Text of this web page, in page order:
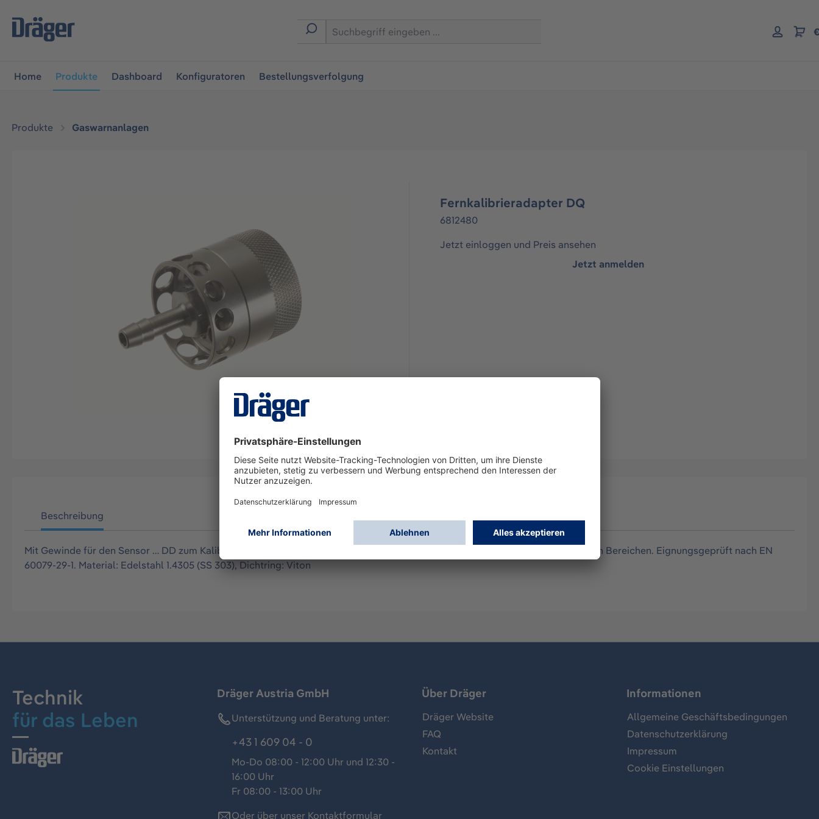
springen
Home Produkte Dashboard Konfiguratoren Bestellungsverfolgung
Produkte Gaswarnanlagen
Fernkalibrieradapter DQ
6812480
Jetzt einloggen und Preis ansehen
Jetzt anmelden
Beschreibung
Mit Gewinde für den Sensor … DD zum Kalibrieren oder Überprüfen der aktuellen Sensorempfindlichkeit in schwer zugänglichen Bereichen. Eignungsgeprüft nach EN
60079-29-1. Material: Edelstahl 1.4305 (SS 303), Dichtring: Viton
Technik
für das Leben
Dräger Austria GmbH
Unterstützung und Beratung unter:
+43 1 609 04 - 0
Mo-Do 08:00 - 12:00 Uhr und 12:30 -
16:00 Uhr
Fr 08:00 - 13:00 Uhr
Oder über unser Kontaktformular
Über Dräger
Dräger Website
FAQ
Kontakt
Informationen
Allgemeine Geschäftsbedingungen
Datenschutzerklärung
Impressum
Cookie Einstellungen